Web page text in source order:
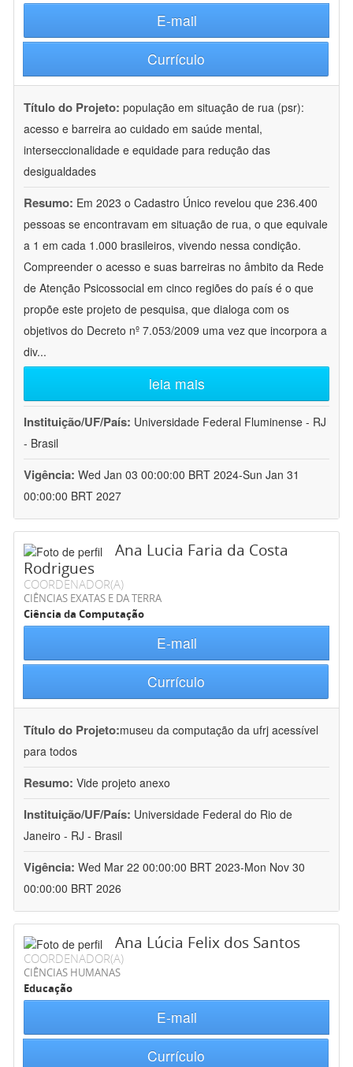
E-mail
Currículo
Título do Projeto: população em situação de rua (psr):
acesso e barreira ao cuidado em saúde mental,
interseccionalidade e equidade para redução das
desigualdades
Resumo: Em 2023 o Cadastro Único revelou que 236.400
pessoas se encontravam em situação de rua, o que equivale
a 1 em cada 1.000 brasileiros, vivendo nessa condição.
Compreender o acesso e suas barreiras no âmbito da Rede
de Atenção Psicossocial em cinco regiões do país é o que
propõe este projeto de pesquisa, que dialoga com os
objetivos do Decreto nº 7.053/2009 uma vez que incorpora a
div...
leia mais
Instituição/UF/País: Universidade Federal Fluminense - RJ
- Brasil
Vigência: Wed Jan 03 00:00:00 BRT 2024-Sun Jan 31
00:00:00 BRT 2027
Ana Lucia Faria da Costa
Rodrigues
COORDENADOR(A)
CIÊNCIAS EXATAS E DA TERRA
Ciência da Computação
E-mail
Currículo
Título do Projeto:museu da computação da ufrj acessível
para todos
Resumo: Vide projeto anexo
Instituição/UF/País: Universidade Federal do Rio de
Janeiro - RJ - Brasil
Vigência: Wed Mar 22 00:00:00 BRT 2023-Mon Nov 30
00:00:00 BRT 2026
Ana Lúcia Felix dos Santos
COORDENADOR(A)
CIÊNCIAS HUMANAS
Educação
E-mail
Currículo